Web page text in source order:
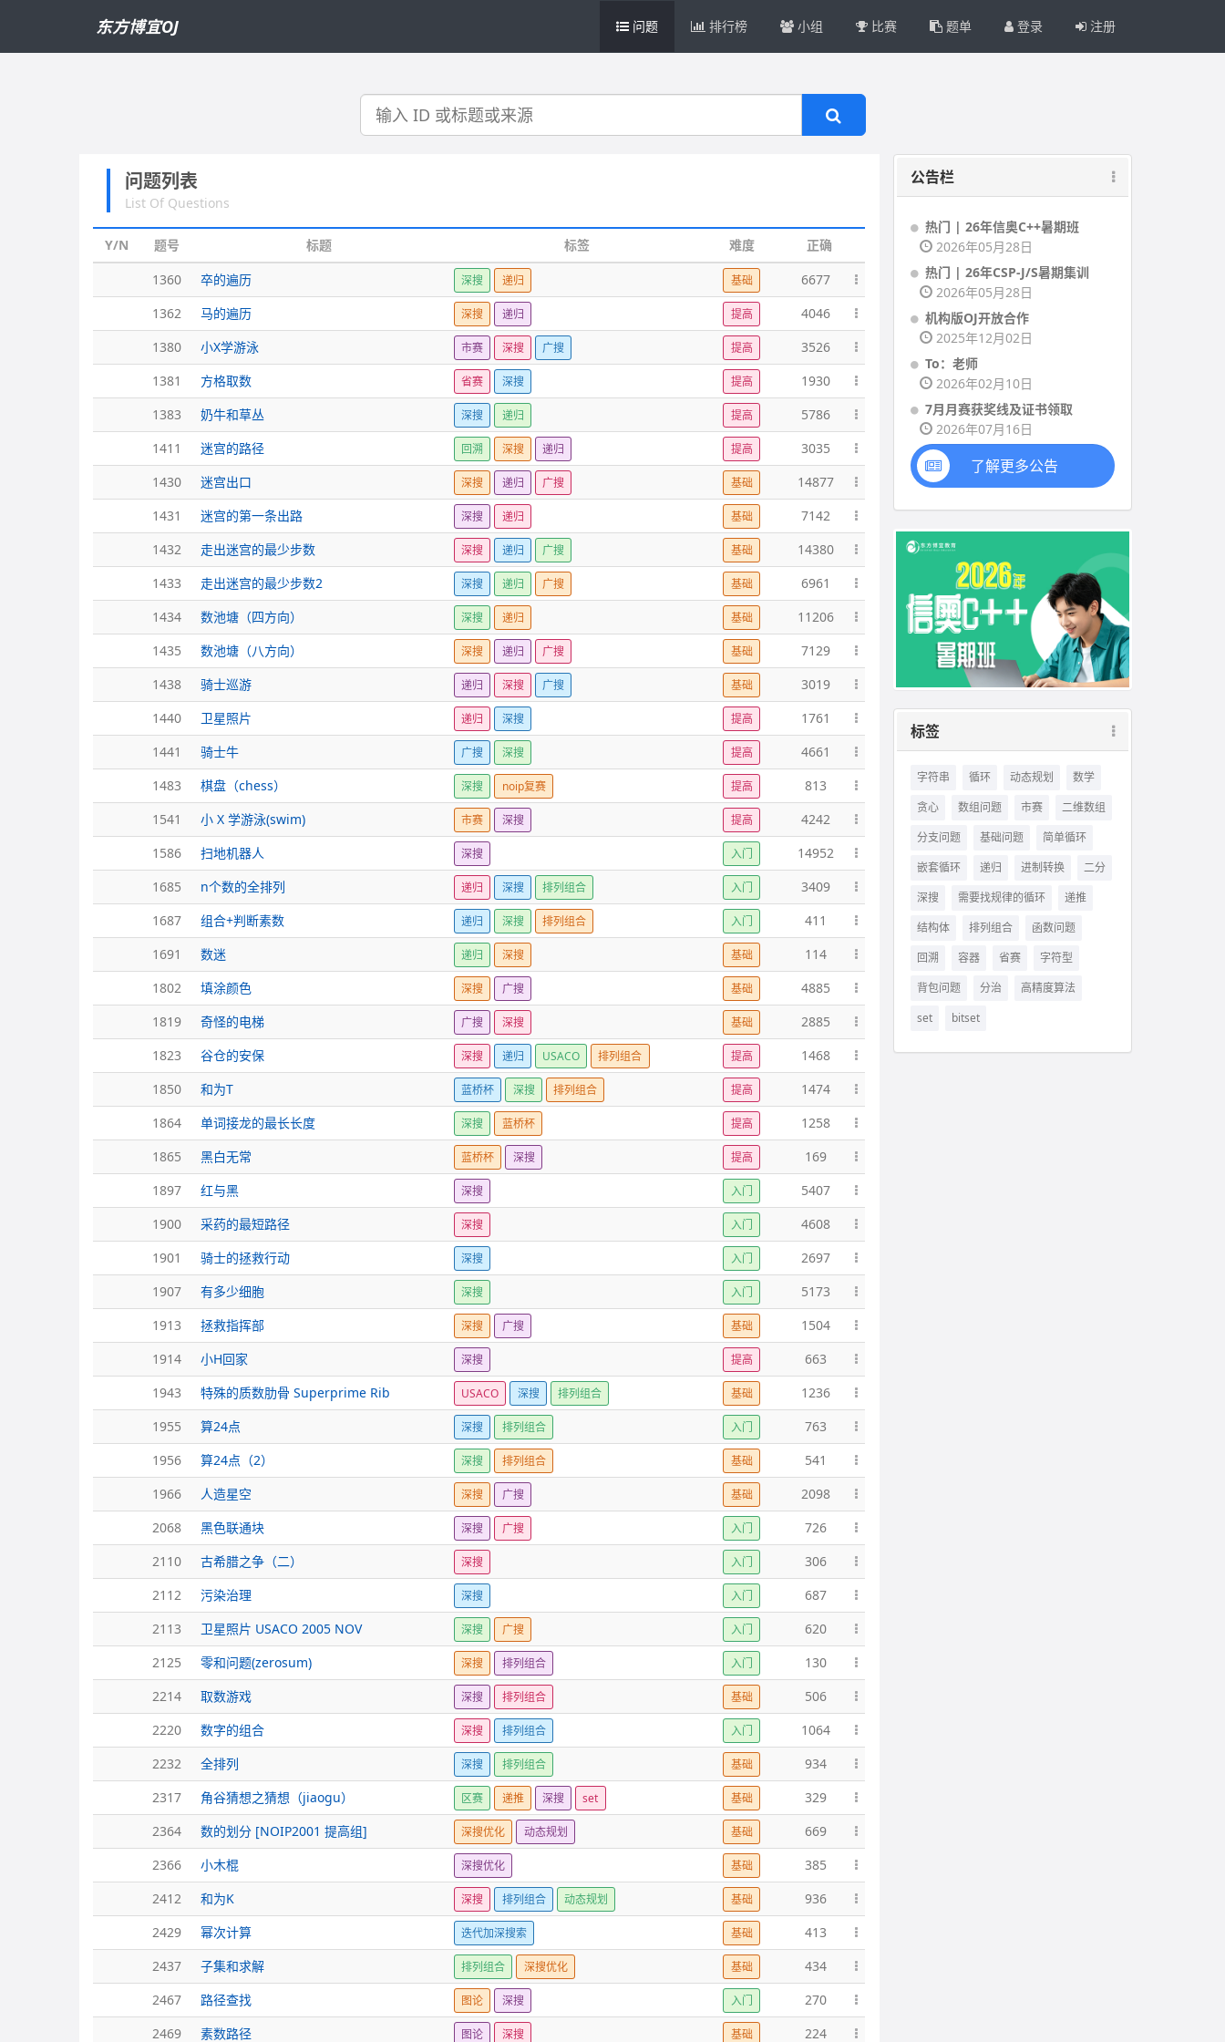
东方博宜OJ 问题 排行榜 小组 比赛 题单 登录 注册
搜
问题列表
List Of Questions
Y/N 题号 标题 标签 难度
正确
1360
卒的遍历 深搜 递归 基础
6677
1362
马的遍历 深搜 递归 提高
4046
1380
小X学游泳 市赛 深搜 广搜 提高
3526
1381
方格取数 省赛 深搜 提高
1930
1383
奶牛和草丛 深搜 递归 提高
5786
1411
迷宫的路径 回溯 深搜 递归 提高
3035
1430
迷宫出口 深搜 递归 广搜 基础
14877
1431
迷宫的第一条出路 深搜 递归 基础
7142
1432
走出迷宫的最少步数 深搜 递归 广搜 基础
14380
1433
走出迷宫的最少步数2 深搜 递归 广搜 基础
6961
1434
数池塘（四方向） 深搜 递归 基础
11206
1435
数池塘（八方向） 深搜 递归 广搜 基础
7129
1438
骑士巡游 递归 深搜 广搜 基础
3019
1440
卫星照片 递归 深搜 提高
1761
1441
骑士牛 广搜 深搜 提高
4661
1483
棋盘（chess） 深搜 noip复赛 提高
813
1541
小 X 学游泳(swim) 市赛 深搜 提高
4242
1586
扫地机器人 深搜 入门
14952
1685
n个数的全排列 递归 深搜 排列组合 入门
3409
1687
组合+判断素数 递归 深搜 排列组合 入门
411
1691
数迷 递归 深搜 基础
114
1802
填涂颜色 深搜 广搜 基础
4885
1819
奇怪的电梯 广搜 深搜 基础
2885
1823
谷仓的安保 深搜 递归 USACO 排列组合 提高
1468
1850
和为T 蓝桥杯 深搜 排列组合 提高
1474
1864
单词接龙的最长长度 深搜 蓝桥杯 提高
1258
1865
黑白无常 蓝桥杯 深搜 提高
169
1897
红与黑 深搜 入门
5407
1900
采药的最短路径 深搜 入门
4608
1901
骑士的拯救行动 深搜 入门
2697
1907
有多少细胞 深搜 入门
5173
1913
拯救指挥部 深搜 广搜 基础
1504
1914
小H回家 深搜 提高
663
1943
特殊的质数肋骨 Superprime Rib USACO 深搜 排列组合 基础
1236
1955
算24点 深搜 排列组合 入门
763
1956
算24点（2） 深搜 排列组合 基础
541
1966
人造星空 深搜 广搜 基础
2098
2068
黑色联通块 深搜 广搜 入门
726
2110
古希腊之争（二） 深搜 入门
306
2112
污染治理 深搜 入门
687
2113
卫星照片 USACO 2005 NOV 深搜 广搜 入门
620
2125
零和问题(zerosum) 深搜 排列组合 入门
130
2214
取数游戏 深搜 排列组合 基础
506
2220
数字的组合 深搜 排列组合 入门
1064
2232
全排列 深搜 排列组合 基础
934
2317
角谷猜想之猜想（jiaogu） 区赛 递推 深搜 set 基础
329
2364
数的划分 [NOIP2001 提高组] 深搜优化 动态规划 基础
669
2366
小木棍 深搜优化 基础
385
2412
和为K 深搜 排列组合 动态规划 基础
936
2429
幂次计算 迭代加深搜索 基础
413
2437
子集和求解 排列组合 深搜优化 基础
434
2467
路径查找 图论 深搜 入门
270
2469
素数路径 图论 深搜 基础 224
公告栏
热门 | 26年信奥C++暑期班
2026年05月28日
热门 | 26年CSP-J/S暑期集训
2026年05月28日
机构版OJ开放合作
2025年12月02日
To：老师
2026年02月10日
7月月赛获奖线及证书领取
2026年07月16日
了解更多公告
标签
字符串 循环 动态规划
数学
贪心
数组问题 市赛
二维数组
分支问题
基础问题
简单循环
嵌套循环
递归 进制转换
二分
深搜
需要找规律的循环
递推
结构体
排列组合
函数问题
回溯
容器 省赛
字符型
背包问题
分治
高精度算法
set
bitset